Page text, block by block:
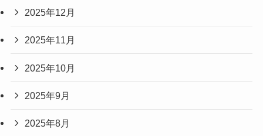
2025年12月
2025年11月
2025年10月
2025年9月
2025年8月